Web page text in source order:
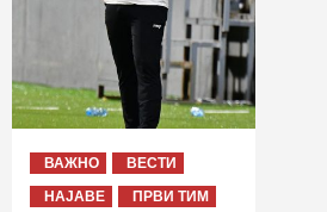
ВАЖНО
ВЕСТИ
НАЈАВЕ
ПРВИ ТИМ